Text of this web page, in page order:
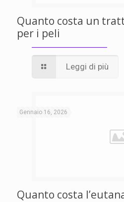
Quanto costa un
per i peli
Leggi di più
Gennaio 16, 2026
Quanto costa